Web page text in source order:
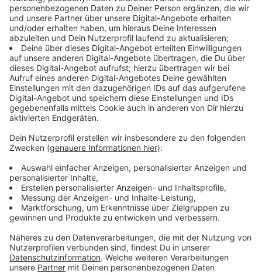
kräftige Figur
ca. 175 cm
ca. 40 - 60 Jahre
Sprache/ Dialekt: Deutsch
Bekleidung: dunkelblaue Jacke, schwarze Hose,
schwarze Sneaker mit weißer Sohle, schwarze
Handschuhe, helle Maskierung mit unklarem
Muster
Körperliche Merkmale / Besonderheiten: ggf.
körperliche Einschränkung in der
Bewegungsfähigkeit des linken Armes
Täterbeschreibung 2:
männlich
kräftige Figur
ca. 180 - 185 cm
ca. 40 - 60 Jahre
Bekleidung: dunkle Regenjacke mit Kapuze, grüne
Hose mit weißen Farbflecken auf den Knien ,